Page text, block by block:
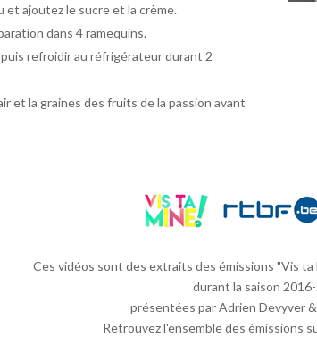
et ajoutez le sucre et la crème.
dans 4 ramequins.
refroidir au réfrigérateur durant 2
et la graines des fruits de la passion avant
Ces vidéos sont des extraits des émissions "Vis ta
durant la saison
présentées par Adrien Devyver
Retrouvez l'ensemble des émissions